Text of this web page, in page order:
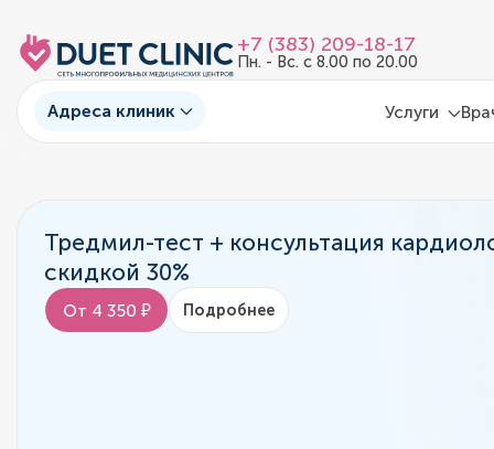
+7 (383) 209-18-17
Пн. - Вс. с 8.00 по 20.00
Адреса клиник Услуги
Тредмил-тест + консультация
скидкой 30%
От 4 350 ₽ Подробнее